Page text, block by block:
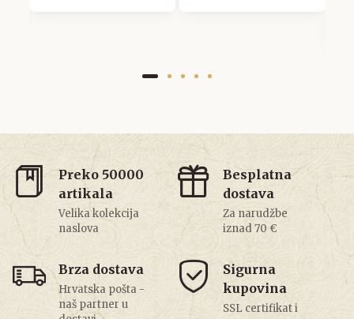
Preko 50000
artikala
Velika kolekcija
naslova
Besplatna
dostava
Za narudžbe
iznad 70 €
Brza dostava
Hrvatska pošta -
naš partner u
Sigurna
kupovina
SSL certifikat i